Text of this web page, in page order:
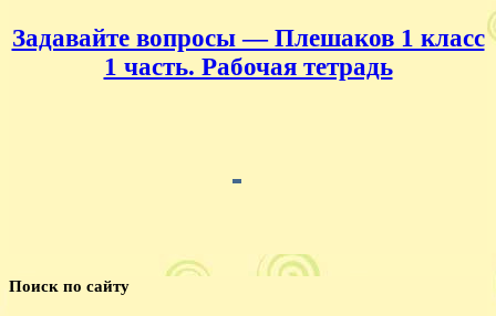
Задавайте вопросы — Плешаков 1 класс
1 часть. Рабочая тетрадь
Поиск по сайту